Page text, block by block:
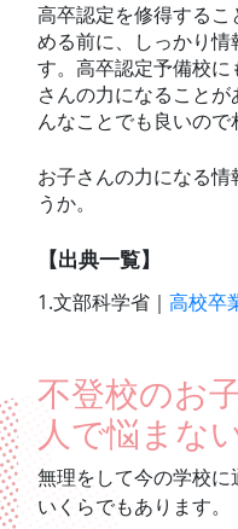
高卒認定を修得する
める前に、しっかり情
す。高卒認定予備校
さんの力になること
んなことでも良いので
お子さんの力になる
うか。
【出典一覧】
1.文部科学省｜ 高校卒
不登校のお
人で悩まな
無理をして今の学校
いくらでもあります。